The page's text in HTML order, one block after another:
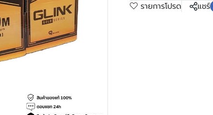
รายการโปรด แชร์